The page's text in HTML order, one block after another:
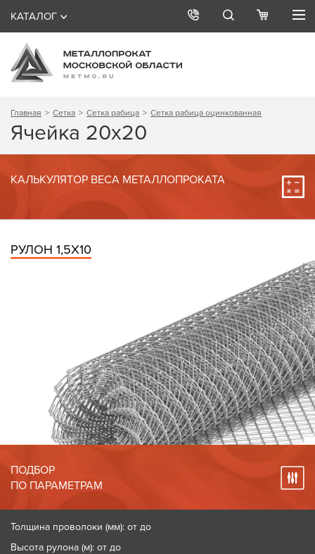
КАТАЛОГ
Главная Сетка Сетка рабица Сетка рабица оцинкованная
Ячейка 20х20
КАЛЬКУЛЯТОР ВЕСА МЕТАЛЛОПРОКАТА
РУЛОН 1,5Х10
ПОДБОР
ПО ПАРАМЕТРАМ
Толщина проволоки (мм): от до
Высота рулона (м): от до